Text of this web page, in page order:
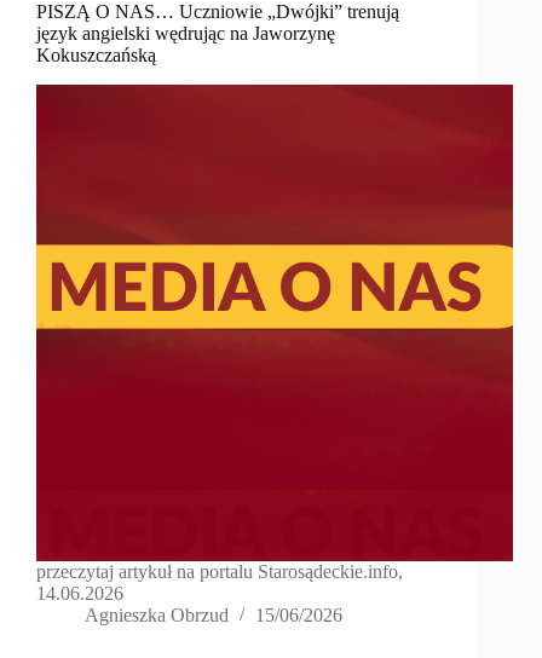
PISZĄ O NAS… Uczniowie „Dwójki” trenują
język angielski wędrując na Jaworzynę
Kokuszczańską
przeczytaj artykuł na portalu Starosądeckie.info,
14.06.2026
Agnieszka Obrzud
15/06/2026